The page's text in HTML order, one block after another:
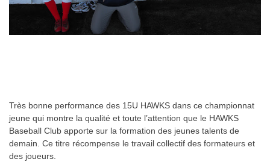
Très bonne performance des 15U HAWKS dans ce championnat
jeune qui montre la qualité et toute l’attention que le HAWKS
Baseball Club apporte sur la formation des jeunes talents de
demain. Ce titre récompense le travail collectif des formateurs et
des joueurs.